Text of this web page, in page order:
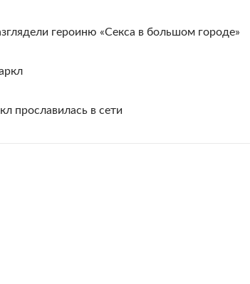
героиню «Секса в большом городе»
прославилась в сети